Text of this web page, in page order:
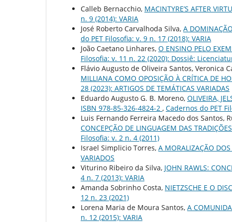
Calleb Bernacchio, MACINTYRE’S AFTER
n. 9 (2014): VARIA
José Roberto Carvalhoda Silva, A
do PET Filosofia: v. 9 n. 17 (2018): VARIA
João Caetano Linhares, O ENSINO PELO
Filosofia: v. 11 n. 22 (2020): Dossiê:
Flávio Augusto de Oliveira Santos, Veronica
MILLIANA COMO OPOSIÇÃO À CRÍTICA DE
28 (2023): ARTIGOS DE TEMÁTICAS VARIADAS
Eduardo Augusto G. B. Moreno, OLIVEIRA,
ISBN 978-85-326-4824-2 , Cadernos do PET
Luis Fernando Ferreira Macedo dos Santos,
CONCEPÇÃO DE LINGUAGEM DAS
Filosofia: v. 2 n. 4 (2011)
Israel Simplicio Torres, A MORALIZAÇÃO DOS
VARIADOS
Viturino Ribeiro da Silva, JOHN RAWLS:
4 n. 7 (2013): VARIA
Amanda Sobrinho Costa, NIETZSCHE E O
12 n. 23 (2021)
Lorena Maria de Moura Santos, A
n. 12 (2015): VARIA